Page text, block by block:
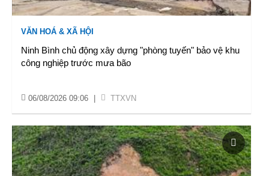
VĂN HOÁ & XÃ HỘI
Ninh Bình chủ động xây dựng "phòng tuyến" bảo vệ khu
công nghiệp trước mưa bão
06/08/2026 09:06 TTXVN